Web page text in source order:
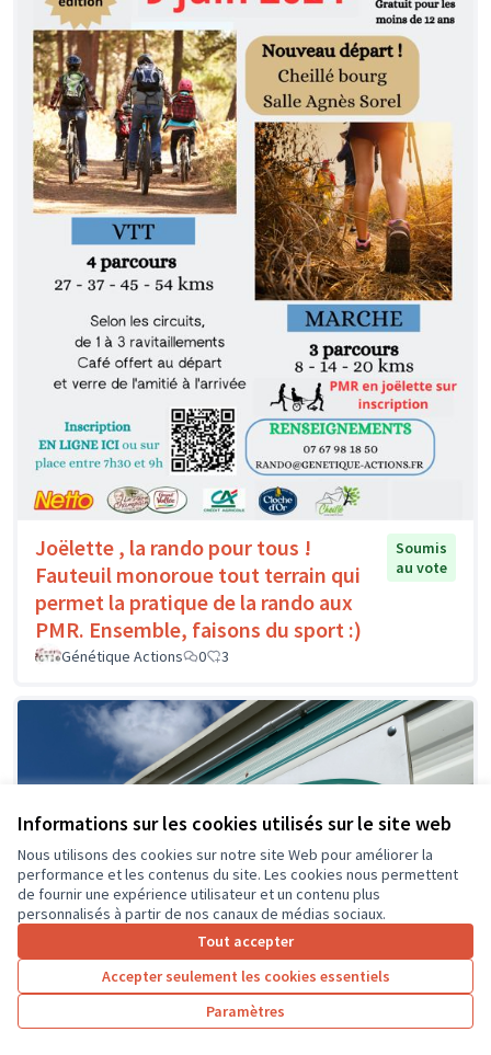
Informations sur les cookies utilisés sur le site web
Nous utilisons des cookies sur notre site Web pour améliorer la
performance et les contenus du site. Les cookies nous permettent
de fournir une expérience utilisateur et un contenu plus
personnalisés à partir de nos canaux de médias sociaux.
Tout accepter
Accepter seulement les cookies essentiels
Paramètres
Joëlette , la rando pour tous !
Fauteuil monoroue tout terrain qui
permet la pratique de la rando aux
PMR. Ensemble, faisons du sport :)
Soumis
au vote
Génétique Actions 0 3